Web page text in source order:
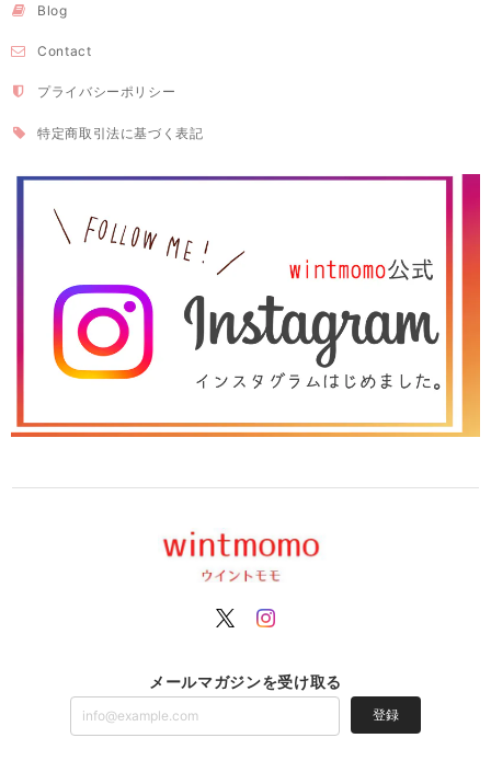
Blog
Contact
プライバシーポリシー
特定商取引法に基づく表記
メールマガジンを受け取る
登録